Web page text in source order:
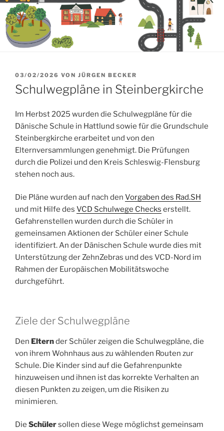
VERÖFFENTLICHT
AM
03/02/2026 VON JÜRGEN BECKER
Schulwegpläne in Steinbergkirche
Im Herbst 2025 wurden die Schulwegpläne für die
Dänische Schule in Hattlund sowie für die Grundschule
Steinbergkirche erarbeitet und von den
Elternversammlungen genehmigt. Die Prüfungen
durch die Polizei und den Kreis Schleswig-Flensburg
stehen noch aus.
Die Pläne wurden auf nach den Vorgaben des Rad.SH
und mit Hilfe des VCD Schulwege Checks erstellt.
Gefahrenstellen wurden durch die Schüler in
gemeinsamen Aktionen der Schüler einer Schule
identifiziert. An der Dänischen Schule wurde dies mit
Unterstützung der ZehnZebras und des VCD-Nord im
Rahmen der Europäischen Mobilitätswoche
durchgeführt.
Ziele der Schulwegpläne
Den Elternder Schüler zeigen die Schulwegpläne, die
von ihrem Wohnhaus aus zu wählenden Routen zur
Schule. Die Kinder sind auf die Gefahrenpunkte
hinzuweisen und ihnen ist das korrekte Verhalten an
diesen Punkten zu zeigen, um die Risiken zu
minimieren.
Die Schülersollen diese Wege möglichst gemeinsam